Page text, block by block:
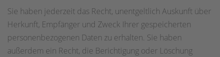
Sie haben jederzeit das Recht, unentgeltlich Auskunft über
Herkunft, Empfänger und Zweck Ihrer gespeicherten
personenbezogenen Daten zu erhalten. Sie haben
außerdem ein Recht, die Berichtigung oder Löschung